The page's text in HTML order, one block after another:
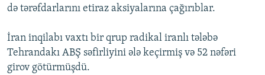
KARIKATURA
İSLAM VƏ DEMOKRATIYA
PEŞƏ ETIKASI VƏ JURNALISTIKA STANDARTLARIMIZ
AZADLIQRADIOSU MOBIL TELEFONUNUZDA
BIZIMLƏ ƏLAQƏ
RFE/RL-in bütün saytları
də tərəfdarlarını etiraz aksiyalarına çağırıblar.
İran inqilabı vaxtı bir qrup radikal iranlı tələbə
Tehrandakı ABŞ səfirliyini ələ keçirmiş və 52 nəfəri
girov götürmüşdü.